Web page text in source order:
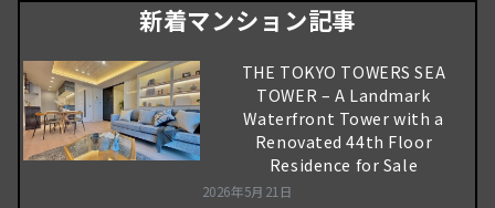
新着マンション記事
THE TOKYO TOWERS SEA
TOWER – A Landmark
Waterfront Tower with a
Renovated 44th Floor
Residence for Sale
2026年5月21日